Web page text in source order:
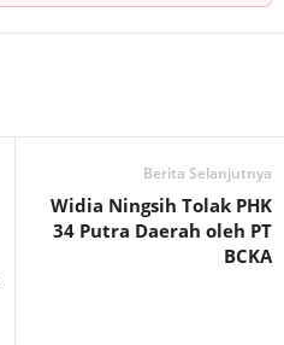
Berita Selanjutnya
Widia Ningsih Tolak PHK
34 Putra Daerah oleh PT
BCKA